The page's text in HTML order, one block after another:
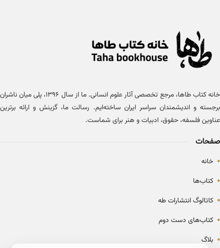
خانه کتاب طاها، مرجع تخصصی آثار علوم انسانی. ما از سال ۱۳۹۶، پلی میان ناشران
برجسته و اندیشمندان سراسر ایران ساخته‌ایم. رسالت ما، گزینش و ارائه برترین
عناوین فلسفه، حقوق، ادبیات و هنر برای شماست.
صفحات
• خانه
• کتاب‌ها
• کاتالوگ انتشارات طه
• کتاب‌های دست دوم
• بلاگ